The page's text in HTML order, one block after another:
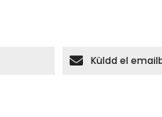
Küldd el